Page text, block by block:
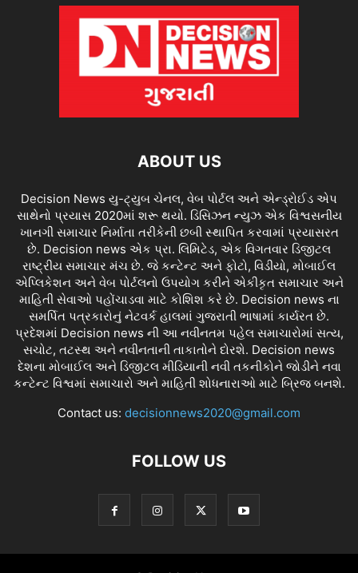
ABOUT US
Decision News યુ-ટ્યુબ ચેનલ, વેબ પોર્ટલ અને એન્ડ્રોઈડ એપ
સાથેનો પ્રયાસ 2020માં શરૂ થયો. ડિસિઝન ન્યુઝ એક વિશ્વસનીય
ખાનગી સમાચાર નિર્માતા તરીકેની છબી સ્થાપિત કરવામાં પ્રયાસરત
છે. Decision news એક પ્રા. લિમિટેડ, એક વિગતવાર ડિજીટલ
રાષ્ટ્રીય સમાચાર મંચ છે. જે કન્ટેન્ટ અને ફોટો, વિડીયો, મોબાઈલ
એપ્લિકેશન અને વેબ પોર્ટલનો ઉપયોગ કરીને એકીકૃત સમાચાર અને
માહિતી સેવાઓ પહોંચાડવા માટે કોશિશ કરે છે. Decision news ના
સમર્પિત પત્રકારોનું નેટવર્ક હાલમાં ગુજરાતી ભાષામાં કાર્યરત છે.
પ્રદેશમાં Decision news ની આ નવીનતમ પહેલ સમાચારોમાં સત્ય,
સચોટ, તટસ્થ અને નવીનતાની તાકાતોને દોરશે. Decision news
દેશના મોબાઈલ અને ડિજીટલ મીડિયાની નવી તકનીકોને જોડીને નવા
કન્ટેન્ટ વિશ્વમાં સમાચારો અને માહિતી શોધનારાઓ માટે બ્રિજ બનશે.
Contact us: decisionnews2020@gmail.com
FOLLOW US